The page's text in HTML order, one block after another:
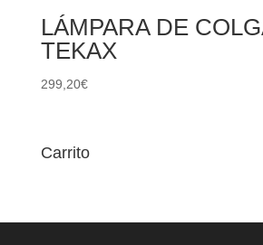
LÁMPARA DE
TEKAX
299,20€
Carrito